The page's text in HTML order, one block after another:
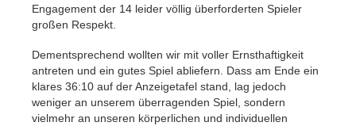
Engagement der 14 leider völlig überforderten Spieler
großen Respekt.
Dementsprechend wollten wir mit voller Ernsthaftigkeit
antreten und ein gutes Spiel abliefern. Dass am Ende ein
klares 36:10 auf der Anzeigetafel stand, lag jedoch
weniger an unserem überragenden Spiel, sondern
vielmehr an unseren körperlichen und individuellen